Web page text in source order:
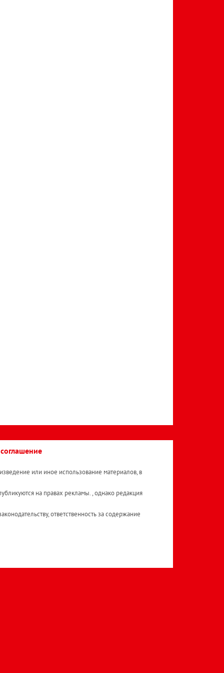
или иное использование материалов, в
на правах рекламы. , однако редакция
ответственность за содержание